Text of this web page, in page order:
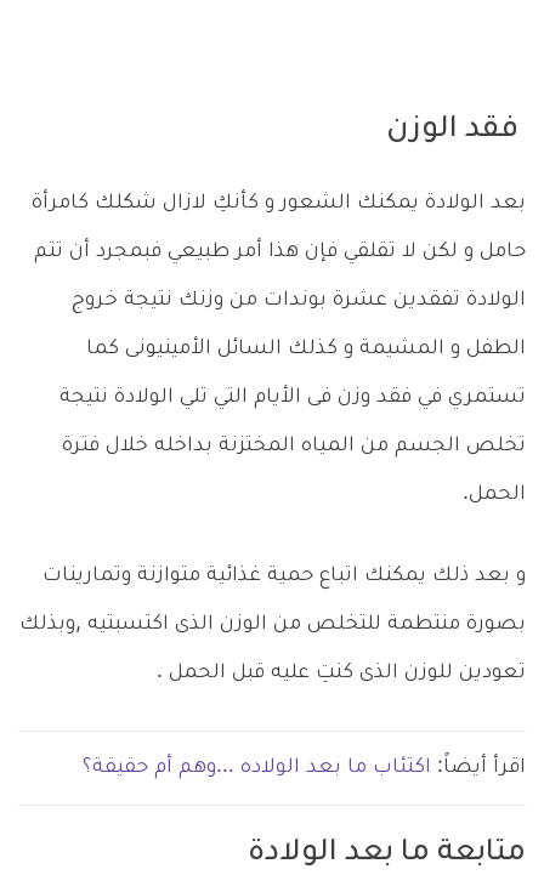
فقد الوزن
بعد الولادة يمكنك الشعور و كأنكِ لازال شكلك كامرأة
حامل و لكن لا تقلقي فإن هذا أمر طبيعي فبمجرد أن تتم
الولادة تفقدين عشرة بوندات من وزنك نتيجة خروج
الطفل و المشيمة و كذلك السائل الأمينيونى كما
تستمري في فقد وزن فى الأيام التي تلي الولادة نتيجة
تخلص الجسم من المياه المختزنة بداخله خلال فترة
الحمل.
و بعد ذلك يمكنك اتباع حمية غذائية متوازنة وتمارينات
بصورة منتطمة للتخلص من الوزن الذى اكتسبتيه ,وبذلك
تعودين للوزن الذى كنتِ عليه قبل الحمل .
اقرأ أيضاً: اكتئاب ما بعد الولاده …وهم أم حقيقة؟
متابعة ما بعد الولادة